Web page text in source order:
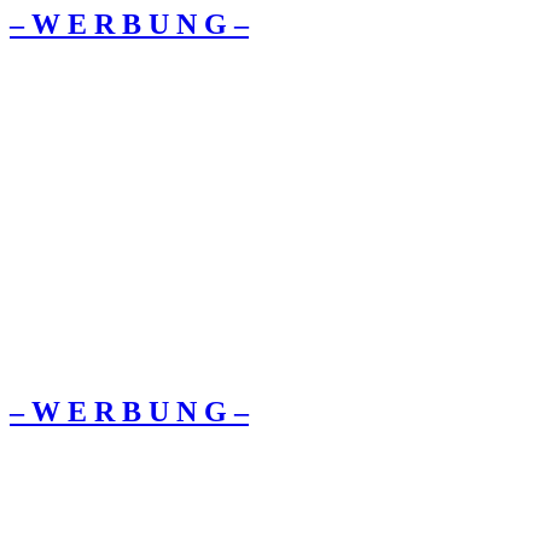
– W Ε R Β U Ν G –
– W Ε R Β U Ν G –